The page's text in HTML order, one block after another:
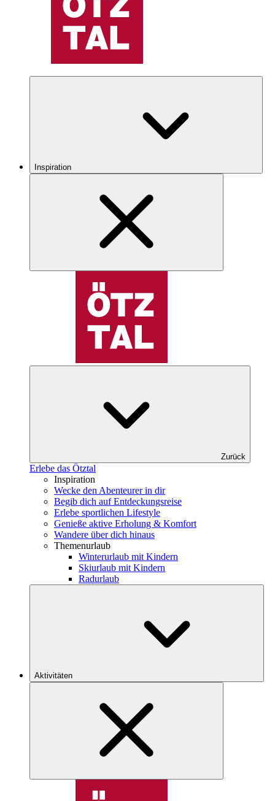
Inspiration
Zurück
Erlebe das Ötztal
Inspiration
Wecke den Abenteurer in dir
Begib dich auf Entdeckungsreise
Erlebe sportlichen Lifestyle
Genieße aktive Erholung & Komfort
Wandere über dich hinaus
Themenurlaub
Winterurlaub mit Kindern
Skiurlaub mit Kindern
Radurlaub
Aktivitäten